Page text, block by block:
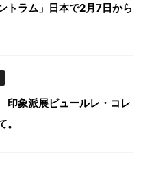
トラム」日本で2月7日から
象派展ビュールレ・コレ